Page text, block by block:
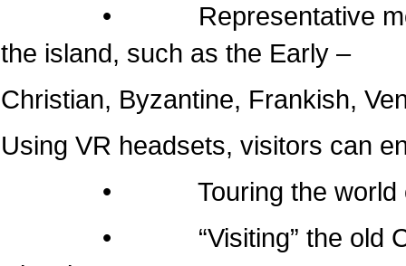
• Representative
the island, such as the Early –
Christian, Byzantine, Frankish,
Using VR headsets, visitors can
• Touring the world of
• “Visiting” the old